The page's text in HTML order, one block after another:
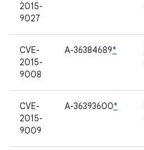
2015-
9027
CVE-
2015-
9008
A-36384689*
CVE-
2015-
9009
A-36393600*